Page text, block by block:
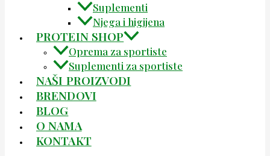
Suplementi
Njega i higijena
PROTEIN SHOP
Oprema za sportiste
Suplementi za sportiste
NAŠI PROIZVODI
BRENDOVI
BLOG
O NAMA
KONTAKT